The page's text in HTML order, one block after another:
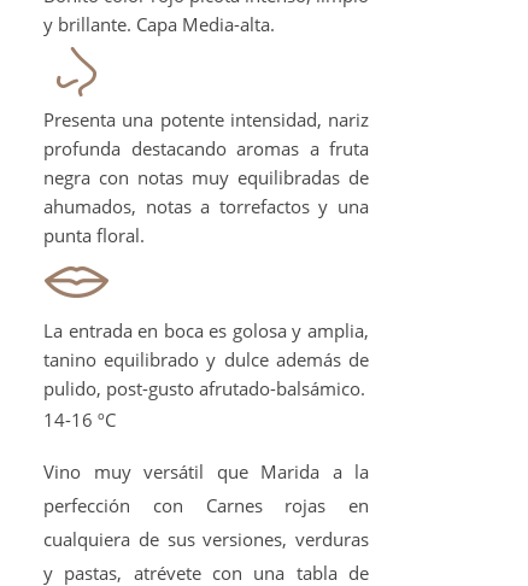
y brillante. Capa Media-alta.
Presenta una potente intensidad, nariz
profunda destacando aromas a fruta
negra con notas muy equilibradas de
ahumados, notas a torrefactos y una
punta floral.
La entrada en boca es golosa y amplia,
tanino equilibrado y dulce además de
pulido, post-gusto afrutado-balsámico.
14-16 ºC
Vino muy versátil que Marida a la
perfección con Carnes rojas en
cualquiera de sus versiones, verduras
y pastas, atrévete con una tabla de